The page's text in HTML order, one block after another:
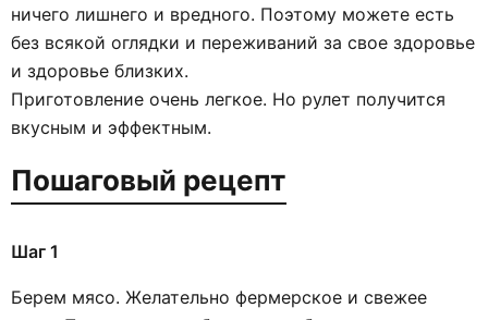
ничего лишнего и вредного. Поэтому можете есть
без всякой оглядки и переживаний за свое здоровье
и здоровье близких.
Приготовление очень легкое. Но рулет получится
вкусным и эффектным.
Пошаговый рецепт
Шаг 1
Берем мясо. Желательно фермерское и свежее